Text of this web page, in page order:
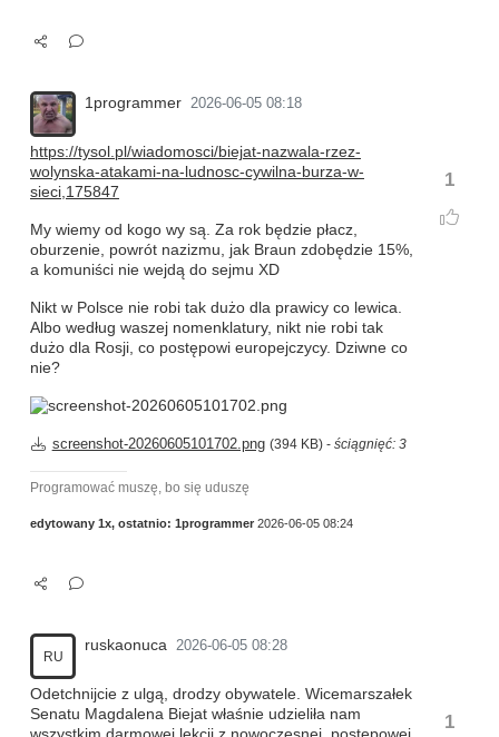
1programmer 2026-06-05 08:18
1
https://tysol.pl/wiadomosci/biejat-nazwala-rzez-
wolynska-atakami-na-ludnosc-cywilna-burza-w-
sieci,175847
My wiemy od kogo wy są. Za rok będzie płacz,
oburzenie, powrót nazizmu, jak Braun zdobędzie 15%,
a komuniści nie wejdą do sejmu XD
Nikt w Polsce nie robi tak dużo dla prawicy co lewica.
Albo według waszej nomenklatury, nikt nie robi tak
dużo dla Rosji, co postępowi europejczycy. Dziwne co
nie?
screenshot-20260605101702.png (394 KB) - ściągnięć: 3
Programować muszę, bo się uduszę
edytowany 1x, ostatnio: 1programmer 2026-06-05 08:24
RU
ruskaonuca 2026-06-05 08:28
1
Odetchnijcie z ulgą, drodzy obywatele. Wicemarszałek
Senatu Magdalena Biejat właśnie udzieliła nam